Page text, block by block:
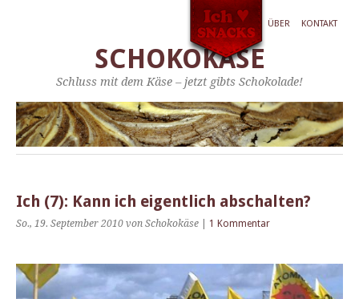
ÜBER KONTAKT
SCHOKOKÄSE
Schluss mit dem Käse – jetzt gibts Schokolade!
Ich (7): Kann ich eigentlich abschalten?
So., 19. September 2010 von Schokokäse 1 Kommentar